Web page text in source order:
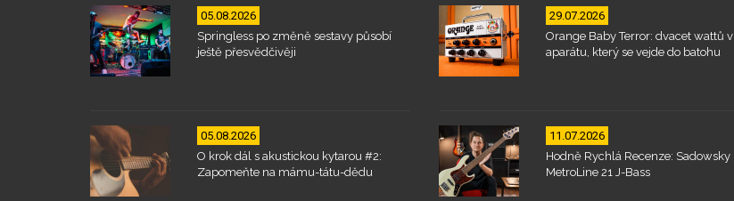
05.08.2026
Springless po změně sestavy působí
ještě přesvědčivěji
05.08.2026
O krok dál s akustickou kytarou #2:
Zapomeňte na mámu-tátu-dědu
29.07.2026
Orange Baby Terror: dvacet wattů v
aparátu, který se vejde do batohu
11.07.2026
Hodně Rychlá Recenze: Sadowsky
MetroLine 21 J-Bass